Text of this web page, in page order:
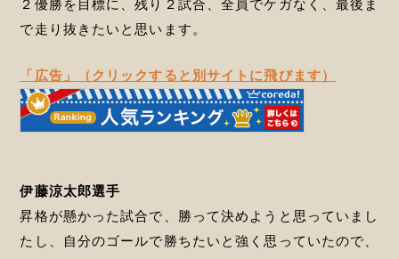
２優勝を目標に、残り２試合、全員でケガなく、最後ま
で走り抜きたいと思います。
「広告」（クリックすると別サイトに飛びます）
伊藤涼太郎選手
昇格が懸かった試合で、勝って決めようと思っていまし
たし、自分のゴールで勝ちたいと強く思っていたので、